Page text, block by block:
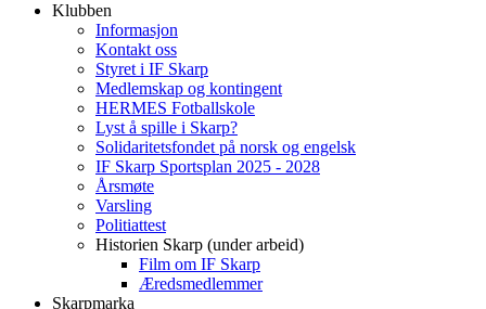
Klubben
Informasjon
Kontakt oss
Styret i IF Skarp
Medlemskap og kontingent
HERMES Fotballskole
Lyst å spille i Skarp?
Solidaritetsfondet på norsk og engelsk
IF Skarp Sportsplan 2025 - 2028
Årsmøte
Varsling
Politiattest
Historien Skarp (under arbeid)
Film om IF Skarp
Æredsmedlemmer
Skarpmarka